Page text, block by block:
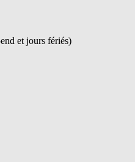
et jours fériés)